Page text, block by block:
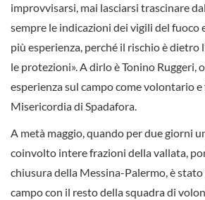
improvvisarsi, mai lasciarsi trascinare
sempre le indicazioni dei vigili del fuoco
più esperienza, perché il rischio è dietro
le protezioni». A dirlo è Tonino Ruggeri,
esperienza sul campo come volontario
Misericordia di Spadafora.
A metà maggio, quando per due giorni
coinvolto intere frazioni della vallata,
chiusura della Messina-Palermo, è
campo con il resto della squadra di